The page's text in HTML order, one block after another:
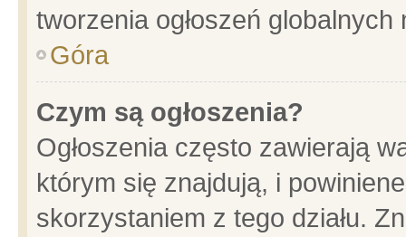
tworzenia ogłoszeń
Góra
Czym są ogłoszenia?
Ogłoszenia często zawierają
którym się znajdują, i
skorzystaniem z tego działu.